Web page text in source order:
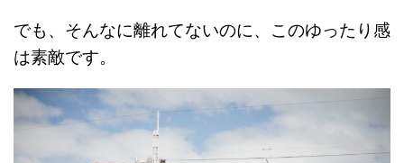
でも、そんなに離れてないのに、このゆったり感
は素敵です。